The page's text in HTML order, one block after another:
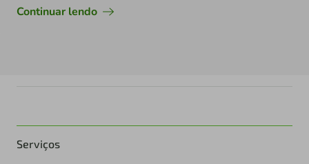
Continuar lendo
Serviços